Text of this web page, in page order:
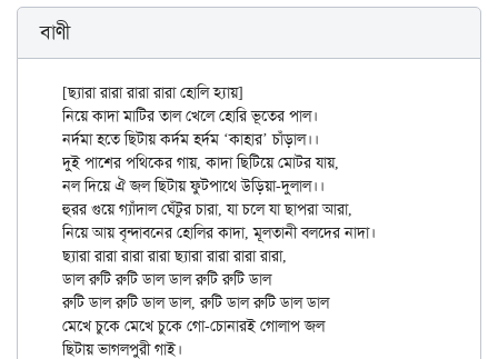
বাণী
[ছ্যারা রারা রারা রারা হোলি হ্যায়]
নিয়ে কাদা মাটির তাল খেলে হোরি ভূতের পাল।
নর্দমা হতে ছিটায় কর্দম হর্দম ‘কাহার’ চাঁড়াল।।
দুই পাশের পথিকের গায়, কাদা ছিটিয়ে মোটর যায়,
নল দিয়ে ঐ জল ছিটায় ফুটপাথে উড়িয়া-দুলাল।।
হুরর গুয়ে গ্যাঁদাল ঘেঁটুর চারা, যা চলে যা ছাপরা আরা,
নিয়ে আয় বৃন্দাবনের হোলির কাদা, মূলতানী বলদের নাদা।
ছ্যারা রারা রারা রারা ছ্যারা রারা রারা রারা,
ডাল রুটি রুটি ডাল ডাল রুটি রুটি ডাল
রুটি ডাল রুটি ডাল ডাল, রুটি ডাল রুটি ডাল ডাল
মেখে চুকে মেখে চুকে গো-চোনারই গোলাপ জল
ছিটায় ভাগলপুরী গাই।